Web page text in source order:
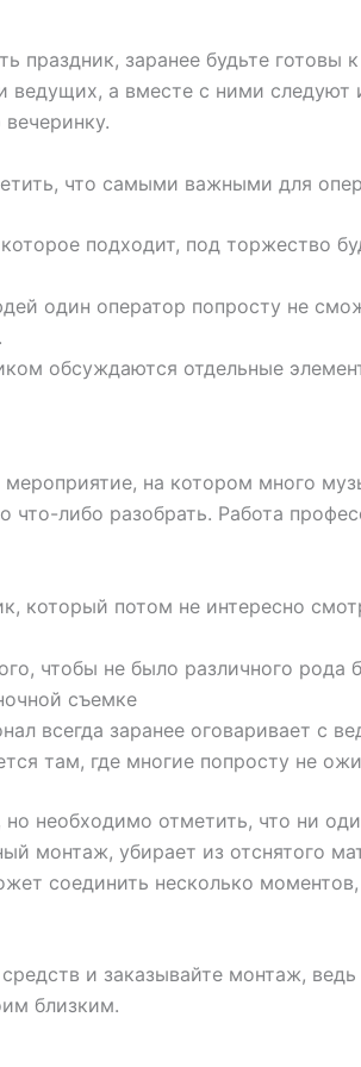
заранее будьте готовы
ведущих, а вместе с ними
что самыми важными для
подходит, под торжество
один оператор попросту не
обсуждаются отдельные
на котором много
либо разобрать. Работа
который потом не интересно
чтобы не было различного рода
съемке
всегда заранее оговаривает с
там, где многие попросту не
необходимо отметить, что ни
монтаж, убирает из отснятого
соединить несколько
и заказывайте монтаж,
близким.